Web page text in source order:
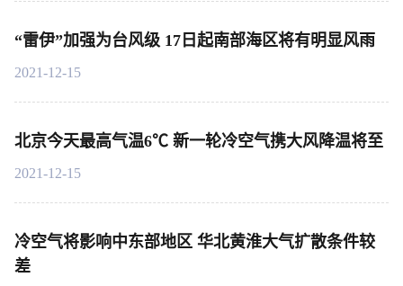
“雷伊”加强为台风级 17日起南部海区将有明显风雨
2021-12-15
北京今天最高气温6℃ 新一轮冷空气携大风降温将至
2021-12-15
冷空气将影响中东部地区 华北黄淮大气扩散条件较
差